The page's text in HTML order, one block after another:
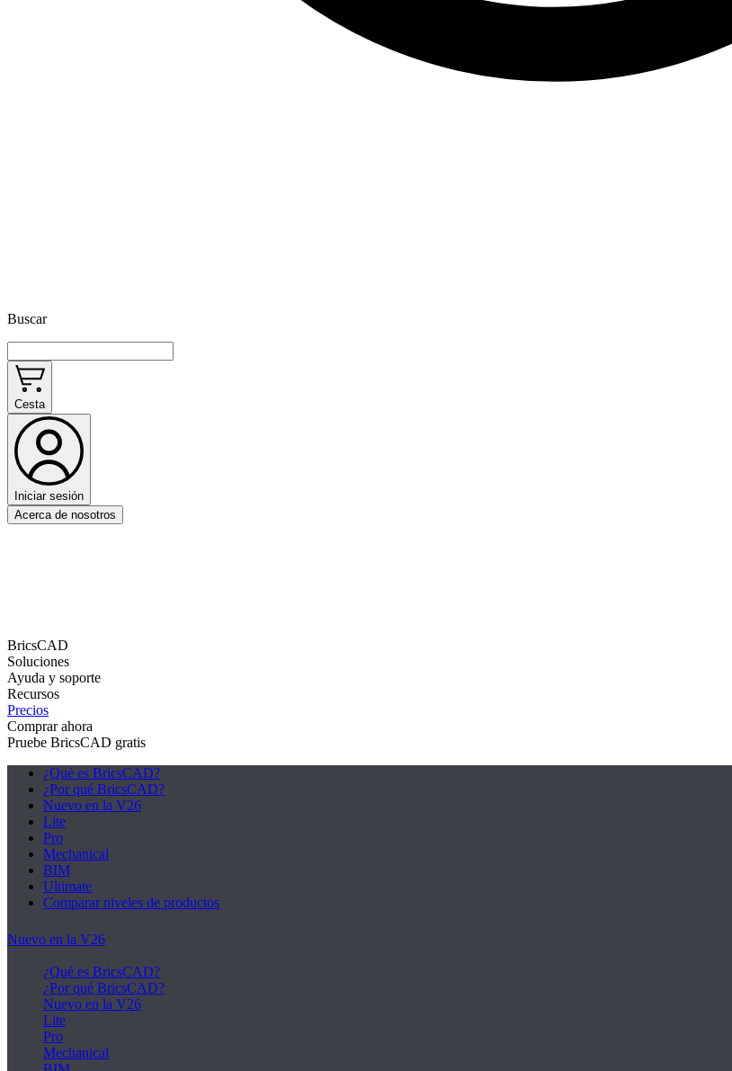
Buscar
Cesta
Iniciar sesión
Acerca de nosotros
BricsCAD
Soluciones
Ayuda y soporte
Recursos
Precios
Comprar ahora
Pruebe BricsCAD gratis
¿Qué es BricsCAD?
¿Por qué BricsCAD?
Nuevo en la V26
Lite
Pro
Mechanical
BIM
Ultimate
Comparar niveles de productos
Nuevo en la V26
¿Qué es BricsCAD?
¿Por qué BricsCAD?
Nuevo en la V26
Lite
Pro
Mechanical